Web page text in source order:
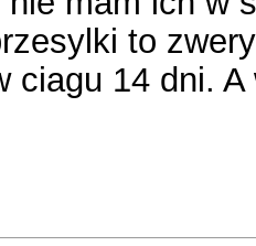
to
ciagu 14 dni.